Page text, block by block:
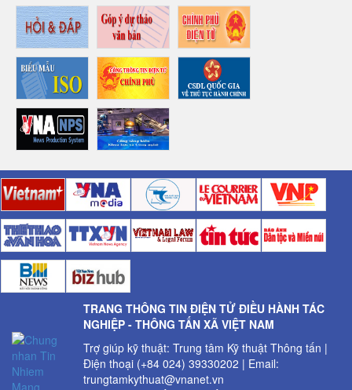
TRANG THÔNG TIN ĐIỆN TỬ ĐIỀU HÀNH TÁC
NGHIỆP - THÔNG TẤN XÃ VIỆT NAM
Trợ giúp kỹ thuật: Trung tâm Kỹ thuật Thông tấn |
Điện thoại (+84 024) 39330202 | Email:
trungtamkythuat@vnanet.vn